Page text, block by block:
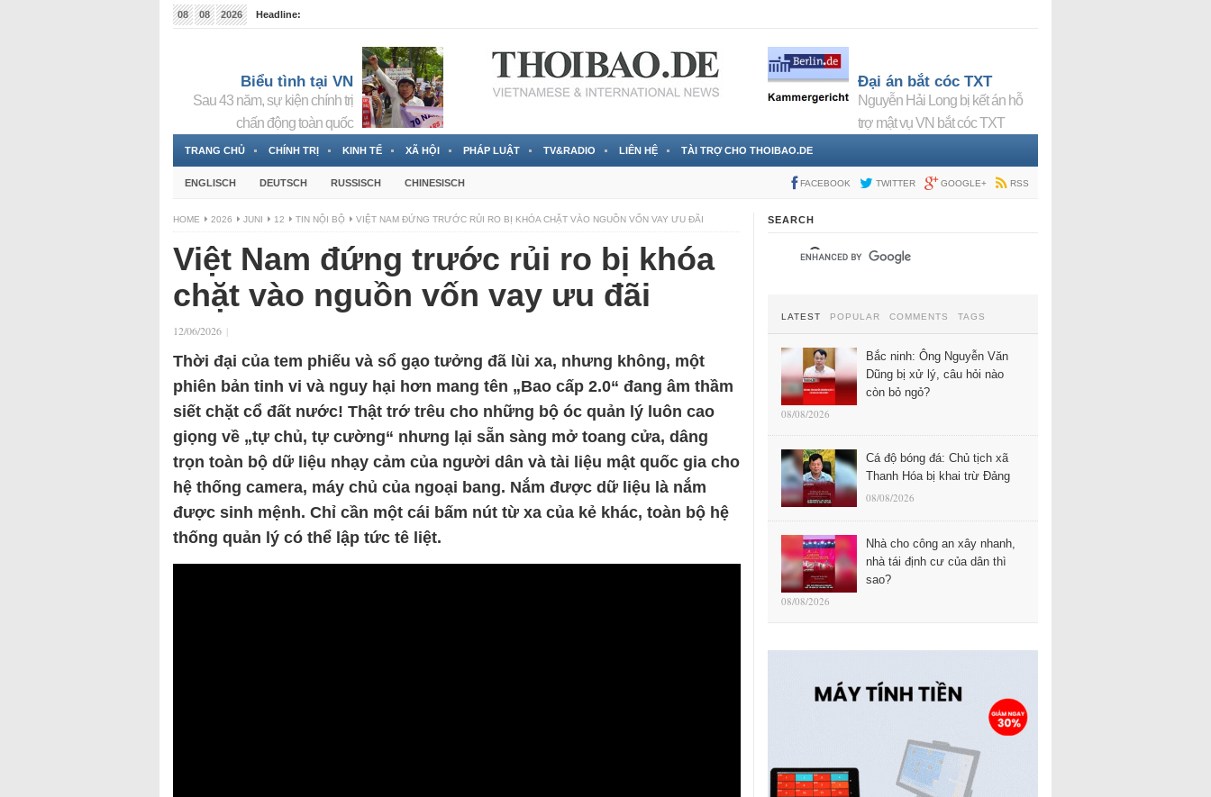
08 08 2026
Headline:
Biểu tình tại VN
Sau 43 năm, sự kiện chính trị
chấn động toàn quốc
Đại án bắt cóc TXT
Nguyễn Hải Long bị kết án hỗ
trợ mật vụ VN bắt cóc TXT
TRANG CHỦ CHÍNH TRỊ KINH TẾ XÃ HỘI PHÁP LUẬT TV&RADIO LIÊN HỆ TÀI TRỢ CHO THOIBAO.DE
ENGLISCH DEUTSCH RUSSISCH CHINESISCH FACEBOOK TWITTER GOOGLE+ RSS
HOME 2026 JUNI 12 TIN NỘI BỘ VIỆT NAM ĐỨNG TRƯỚC RỦI RO BỊ KHÓA CHẶT VÀO NGUỒN VỐN VAY ƯU ĐÃI
Việt Nam đứng trước rủi ro bị khóa
chặt vào nguồn vốn vay ưu đãi
12/06/2026 |
Thời đại của tem phiếu và sổ gạo tưởng đã lùi xa, nhưng không, một
phiên bản tinh vi và nguy hại hơn mang tên „Bao cấp 2.0“ đang âm thầm
siết chặt cổ đất nước! Thật trớ trêu cho những bộ óc quản lý luôn cao
giọng về „tự chủ, tự cường“ nhưng lại sẵn sàng mở toang cửa, dâng
trọn toàn bộ dữ liệu nhạy cảm của người dân và tài liệu mật quốc gia cho
hệ thống camera, máy chủ của ngoại bang. Nắm được dữ liệu là nắm
được sinh mệnh. Chỉ cần một cái bấm nút từ xa của kẻ khác, toàn bộ hệ
thống quản lý có thể lập tức tê liệt.
SEARCH
LATEST POPULAR COMMENTS TAGS
Bắc ninh: Ông Nguyễn Văn
Dũng bị xử lý, câu hỏi nào
còn bỏ ngỏ?
08/08/2026
Cá độ bóng đá: Chủ tịch xã
Thanh Hóa bị khai trừ Đảng
08/08/2026
Nhà cho công an xây nhanh,
nhà tái định cư của dân thì
sao?
08/08/2026